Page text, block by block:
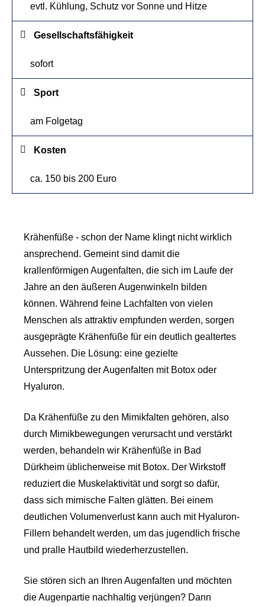
evtl. Kühlung, Schutz vor Sonne und Hitze
Gesellschaftsfähigkeit
sofort
Sport
am Folgetag
Kosten
ca. 150 bis 200 Euro
Krähenfüße - schon der Name klingt nicht wirklich
ansprechend. Gemeint sind damit die
krallenförmigen Augenfalten, die sich im Laufe der
Jahre an den äußeren Augenwinkeln bilden
können. Während feine Lachfalten von vielen
Menschen als attraktiv empfunden werden, sorgen
ausgeprägte Krähenfüße für ein deutlich gealtertes
Aussehen. Die Lösung: eine gezielte
Unterspritzung der Augenfalten mit Botox oder
Hyaluron.
Da Krähenfüße zu den Mimikfalten gehören, also
durch Mimikbewegungen verursacht und verstärkt
werden, behandeln wir Krähenfüße in Bad
Dürkheim üblicherweise mit Botox. Der Wirkstoff
reduziert die Muskelaktivität und sorgt so dafür,
dass sich mimische Falten glätten. Bei einem
deutlichen Volumenverlust kann auch mit Hyaluron-
Fillern behandelt werden, um das jugendlich frische
und pralle Hautbild wiederherzustellen.
Sie stören sich an Ihren Augenfalten und möchten
die Augenpartie nachhaltig verjüngen? Dann